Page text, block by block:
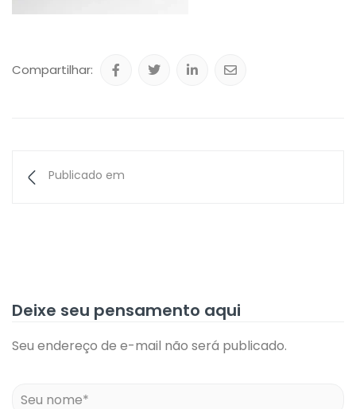
Compartilhar:
Publicado em
Deixe seu pensamento aqui
Seu endereço de e-mail não será publicado.